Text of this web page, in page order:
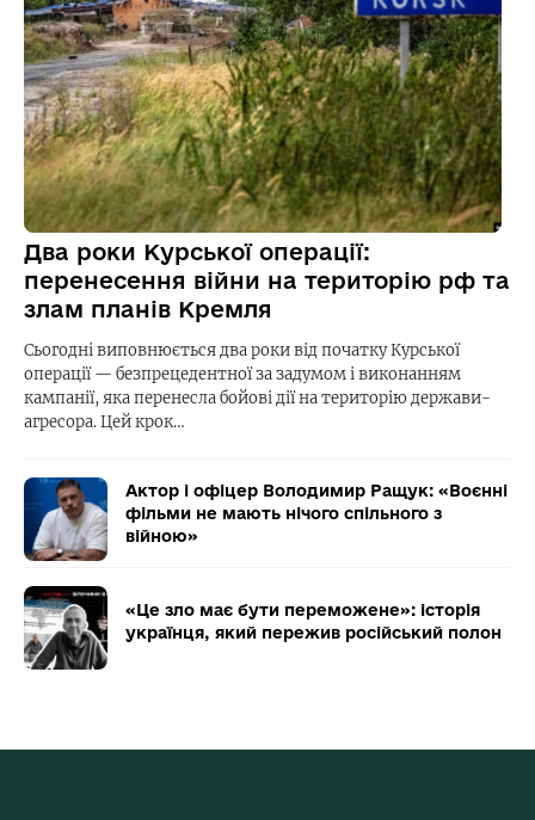
Два роки Курської операції:
перенесення війни на територію рф та
злам планів Кремля
Сьогодні виповнюється два роки від початку Курської
операції — безпрецедентної за задумом і виконанням
кампанії, яка перенесла бойові дії на територію держави-
агресора. Цей крок…
Актор і офіцер Володимир Ращук: «Воєнні
фільми не мають нічого спільного з
війною»
«Це зло має бути переможене»: історія
українця, який пережив російський полон